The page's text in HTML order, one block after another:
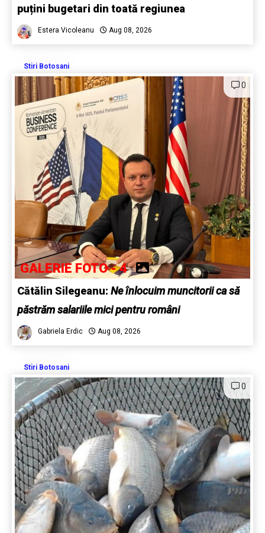
puțini bugetari din toată regiunea
Estera Vicoleanu Aug 08, 2026
Stiri Botosani
0
GALERIE FOTO - 4
Cătălin Silegeanu: Ne înlocuim muncitorii ca să
păstrăm salariile mici pentru români
Gabriela Erdic Aug 08, 2026
Stiri Botosani
0